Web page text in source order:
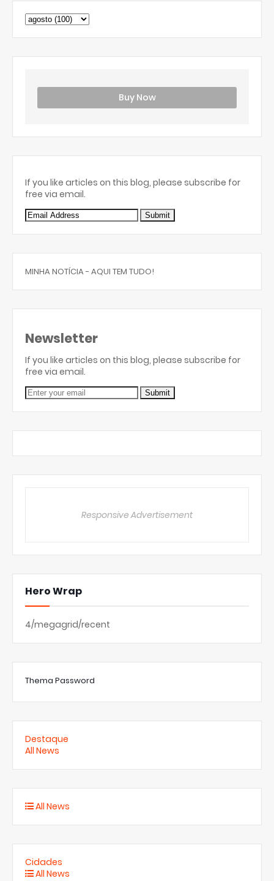
Buy Now
If you like articles on this blog, please subscribe for
free via email.
MINHA NOTÍCIA - AQUI TEM TUDO!
Newsletter
If you like articles on this blog, please subscribe for
free via email.
Responsive Advertisement
Hero Wrap
4/megagrid/recent
Thema Password
Destaque
All News
All News
Cidades
All News